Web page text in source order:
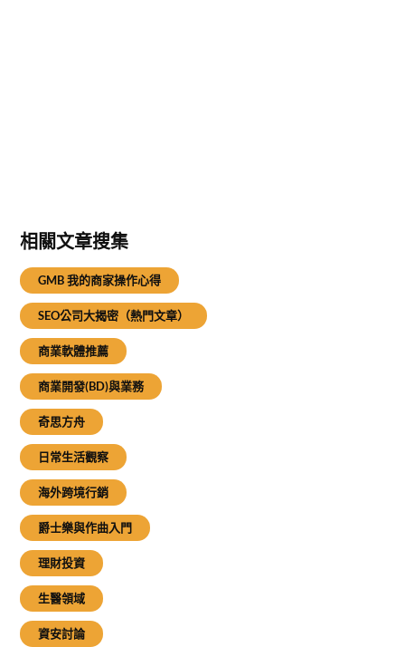
相關文章搜集
GMB 我的商家操作心得
SEO公司大揭密（熱門文章）
商業軟體推薦
商業開發(BD)與業務
奇思方舟
日常生活觀察
海外跨境行銷
爵士樂與作曲入門
理財投資
生醫領域
資安討論